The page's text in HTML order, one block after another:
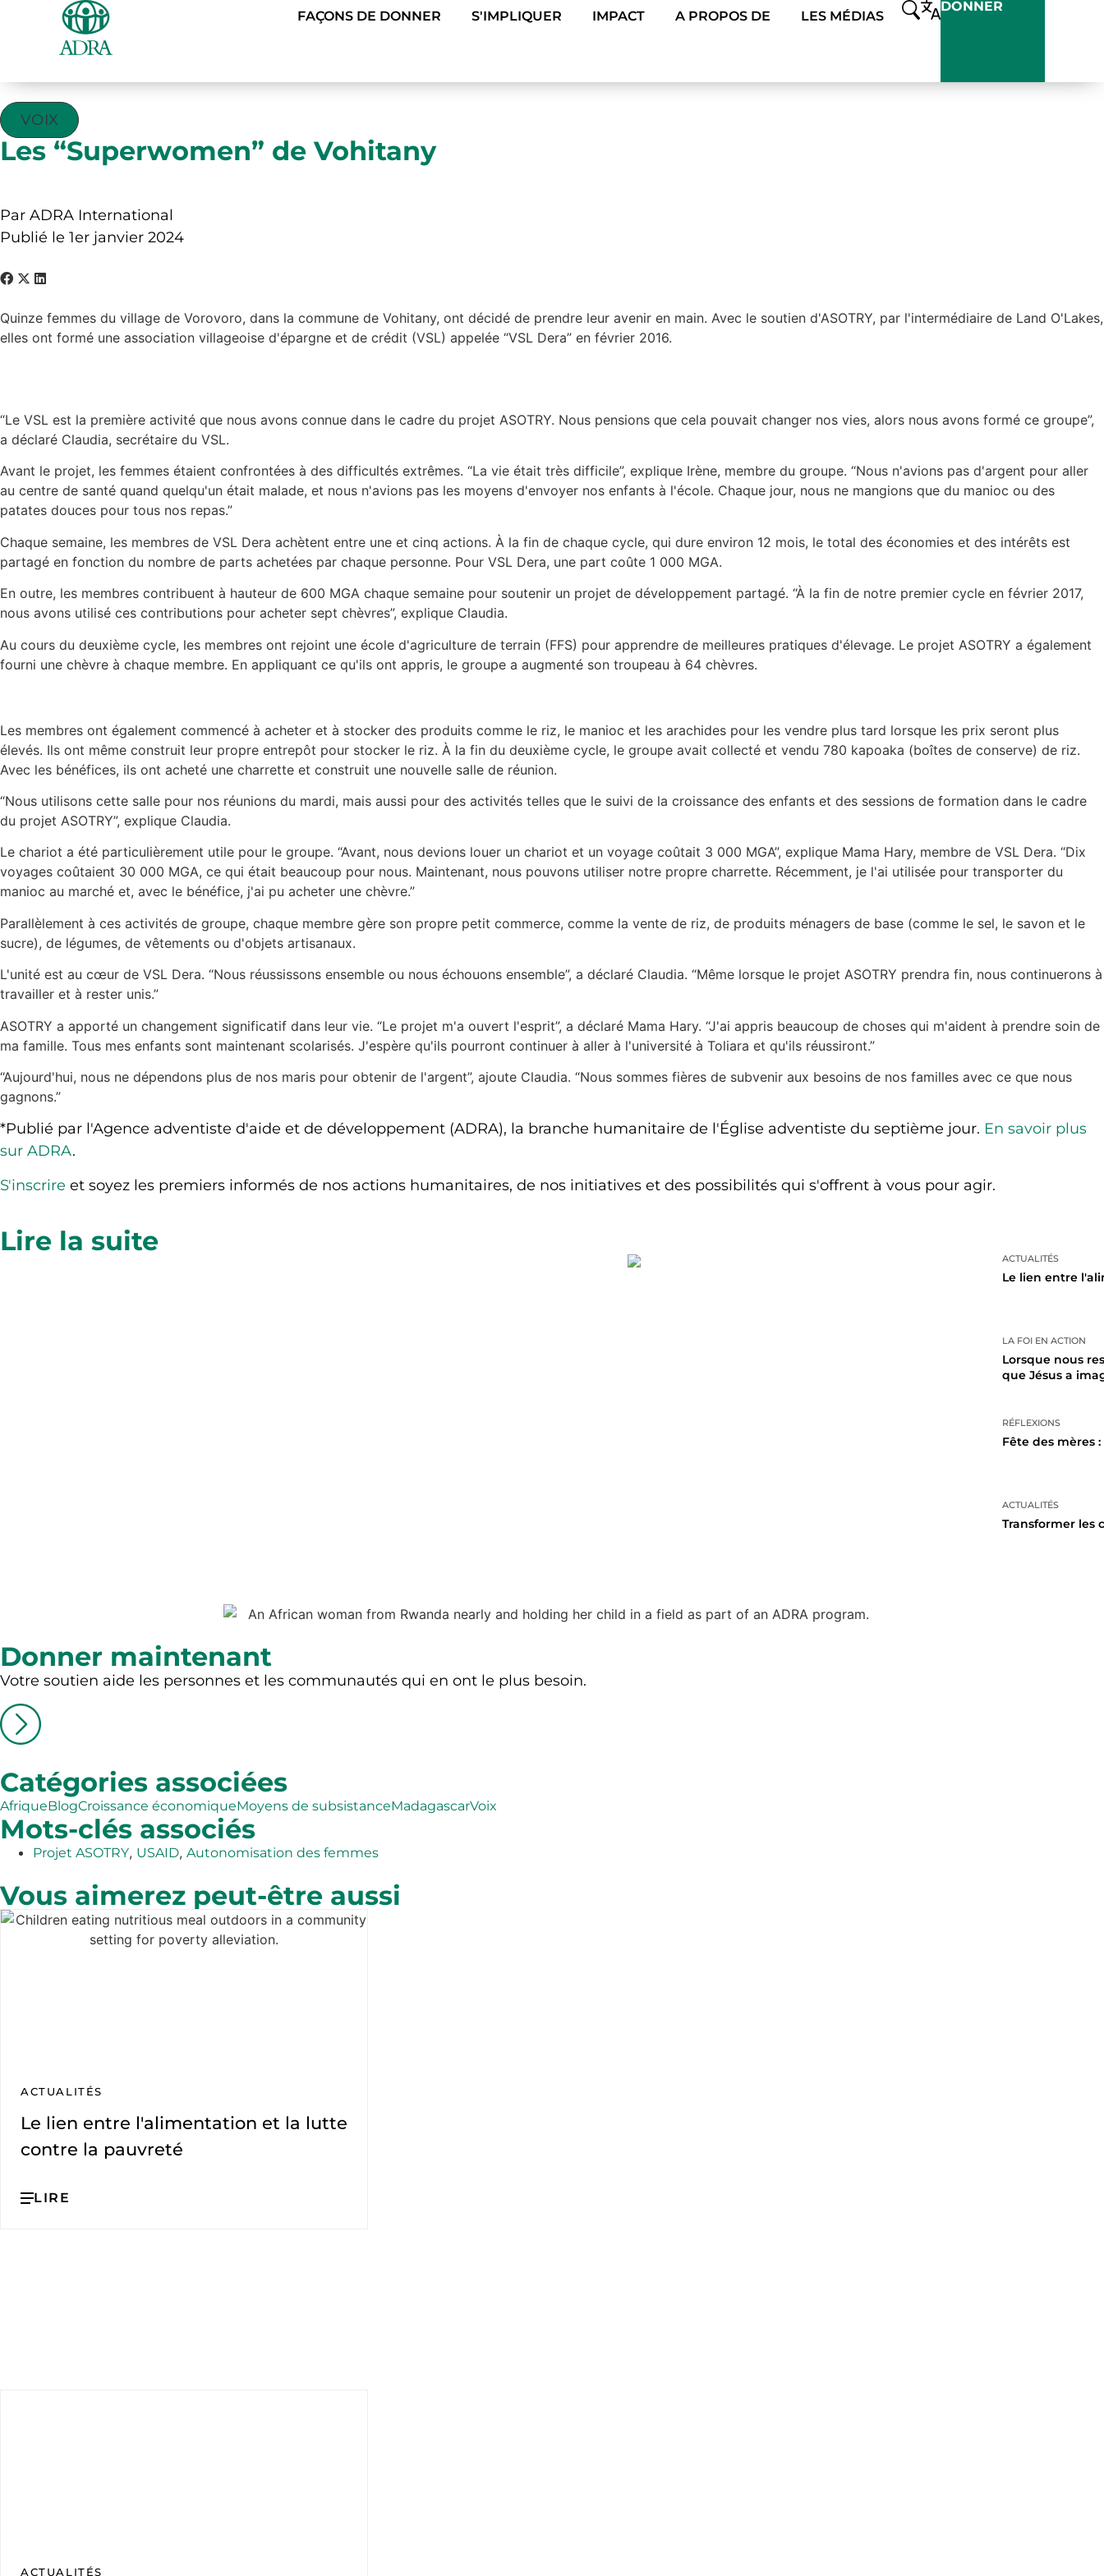
FAÇONS DE DONNER S'IMPLIQUER IMPACT A PROPOS DE LES MÉDIAS
DONNER
VOIX
Les “Superwomen” de Vohitany
Par ADRA International
Publié le 1er janvier 2024
Quinze femmes du village de Vorovoro, dans la commune de Vohitany, ont décidé de prendre leur avenir en main. Avec le soutien d'ASOTRY, par l'intermédiaire de Land O'Lakes,
elles ont formé une association villageoise d'épargne et de crédit (VSL) appelée “VSL Dera” en février 2016.
“Le VSL est la première activité que nous avons connue dans le cadre du projet ASOTRY. Nous pensions que cela pouvait changer nos vies, alors nous avons formé ce groupe”,
a déclaré Claudia, secrétaire du VSL.
Avant le projet, les femmes étaient confrontées à des difficultés extrêmes. “La vie était très difficile”, explique Irène, membre du groupe. “Nous n'avions pas d'argent pour aller
au centre de santé quand quelqu'un était malade, et nous n'avions pas les moyens d'envoyer nos enfants à l'école. Chaque jour, nous ne mangions que du manioc ou des
patates douces pour tous nos repas.”
Chaque semaine, les membres de VSL Dera achètent entre une et cinq actions. À la fin de chaque cycle, qui dure environ 12 mois, le total des économies et des intérêts est
partagé en fonction du nombre de parts achetées par chaque personne. Pour VSL Dera, une part coûte 1 000 MGA.
En outre, les membres contribuent à hauteur de 600 MGA chaque semaine pour soutenir un projet de développement partagé. “À la fin de notre premier cycle en février 2017,
nous avons utilisé ces contributions pour acheter sept chèvres”, explique Claudia.
Au cours du deuxième cycle, les membres ont rejoint une école d'agriculture de terrain (FFS) pour apprendre de meilleures pratiques d'élevage. Le projet ASOTRY a également
fourni une chèvre à chaque membre. En appliquant ce qu'ils ont appris, le groupe a augmenté son troupeau à 64 chèvres.
Les membres ont également commencé à acheter et à stocker des produits comme le riz, le manioc et les arachides pour les vendre plus tard lorsque les prix seront plus
élevés. Ils ont même construit leur propre entrepôt pour stocker le riz. À la fin du deuxième cycle, le groupe avait collecté et vendu 780 kapoaka (boîtes de conserve) de riz.
Avec les bénéfices, ils ont acheté une charrette et construit une nouvelle salle de réunion.
“Nous utilisons cette salle pour nos réunions du mardi, mais aussi pour des activités telles que le suivi de la croissance des enfants et des sessions de formation dans le cadre
du projet ASOTRY”, explique Claudia.
Le chariot a été particulièrement utile pour le groupe. “Avant, nous devions louer un chariot et un voyage coûtait 3 000 MGA”, explique Mama Hary, membre de VSL Dera. “Dix
voyages coûtaient 30 000 MGA, ce qui était beaucoup pour nous. Maintenant, nous pouvons utiliser notre propre charrette. Récemment, je l'ai utilisée pour transporter du
manioc au marché et, avec le bénéfice, j'ai pu acheter une chèvre.”
Parallèlement à ces activités de groupe, chaque membre gère son propre petit commerce, comme la vente de riz, de produits ménagers de base (comme le sel, le savon et le
sucre), de légumes, de vêtements ou d'objets artisanaux.
L'unité est au cœur de VSL Dera. “Nous réussissons ensemble ou nous échouons ensemble”, a déclaré Claudia. “Même lorsque le projet ASOTRY prendra fin, nous continuerons à
travailler et à rester unis.”
ASOTRY a apporté un changement significatif dans leur vie. “Le projet m'a ouvert l'esprit”, a déclaré Mama Hary. “J'ai appris beaucoup de choses qui m'aident à prendre soin de
ma famille. Tous mes enfants sont maintenant scolarisés. J'espère qu'ils pourront continuer à aller à l'université à Toliara et qu'ils réussiront.”
“Aujourd'hui, nous ne dépendons plus de nos maris pour obtenir de l'argent”, ajoute Claudia. “Nous sommes fières de subvenir aux besoins de nos familles avec ce que nous
gagnons.”
*Publié par l'Agence adventiste d'aide et de développement (ADRA), la branche humanitaire de l'Église adventiste du septième jour. En savoir plus
sur ADRA.
S'inscrire et soyez les premiers informés de nos actions humanitaires, de nos initiatives et des possibilités qui s'offrent à vous pour agir.
Lire la suite
ACTUALITÉS
Le lien entre
LA FOI EN ACTION
Lorsque nous
que Jésus a
RÉFLEXIONS
Fête des mères
ACTUALITÉS
Transformer les
Donner maintenant
Votre soutien aide les personnes et les communautés qui en ont le plus besoin.
Catégories associées
AfriqueBlogCroissance économiqueMoyens de subsistanceMadagascarVoix
Mots-clés associés
Projet ASOTRY, USAID, Autonomisation des femmes
Vous aimerez peut-être aussi
ACTUALITÉS
Le lien entre l'alimentation et la lutte
contre la pauvreté
LIRE
ACTUALITÉS